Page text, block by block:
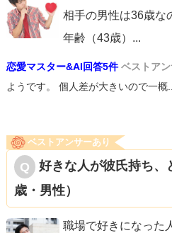
相手の男性は36歳な
年齢（43歳） ...
恋愛マスター&AI回答5件 ベストア
ようです。 個人差が大きいので一概
ベストアンサーあり
好きな人が彼氏持ち、
歳・男性）
職場で好きになった